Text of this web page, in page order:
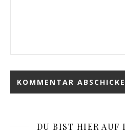
DU BIST HIER AUF